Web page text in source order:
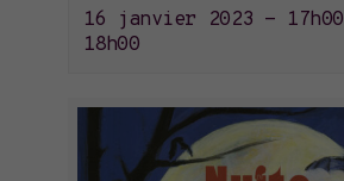
16 janvier 2023 - 17h00
18h00